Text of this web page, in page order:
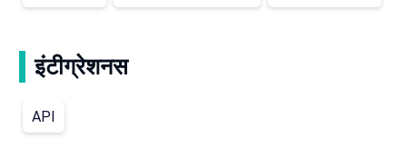
इंटीग्रेशनस
API